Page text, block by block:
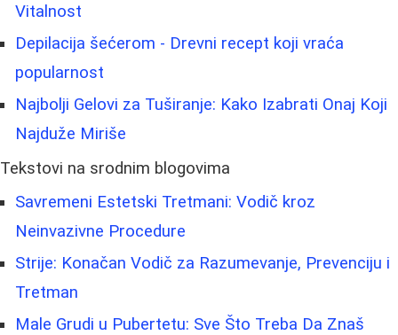
Vitalnost
Depilacija šećerom - Drevni recept koji vraća
popularnost
Najbolji Gelovi za Tuširanje: Kako Izabrati Onaj Koji
Najduže Miriše
Tekstovi na srodnim blogovima
Savremeni Estetski Tretmani: Vodič kroz
Neinvazivne Procedure
Strije: Konačan Vodič za Razumevanje, Prevenciju i
Tretman
Male Grudi u Pubertetu: Sve Što Treba Da Znaš